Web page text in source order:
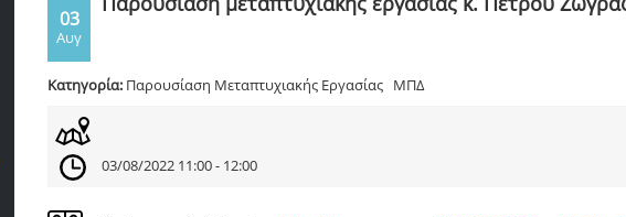
03
Αυγ
Κατηγορία: Παρουσίαση Μεταπτυχιακής Εργασίας ΜΠΔ
03/08/2022 11:00 - 12:00